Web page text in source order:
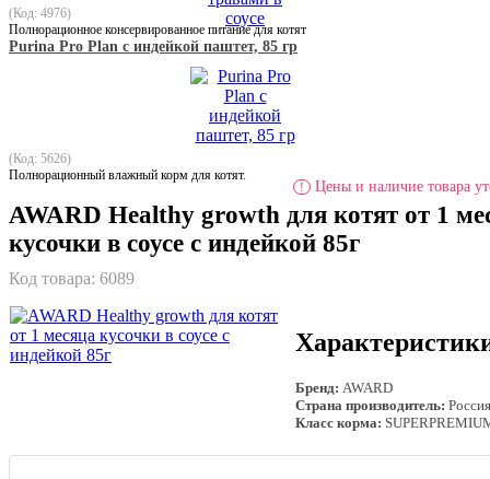
(Код: 4976)
Полнорационное консервированное питание для котят
Purina Pro Plan с индейкой паштет, 85 гр
(Код: 5626)
Полнорационный влажный корм для котят.
! Цены и наличие товара
AWARD Healthy growth для котят от 1
кусочки в соусе с индейкой 85г
Код товара: 6089
Бренд: AWARD
Страна производитель: Россия
Класс корма: